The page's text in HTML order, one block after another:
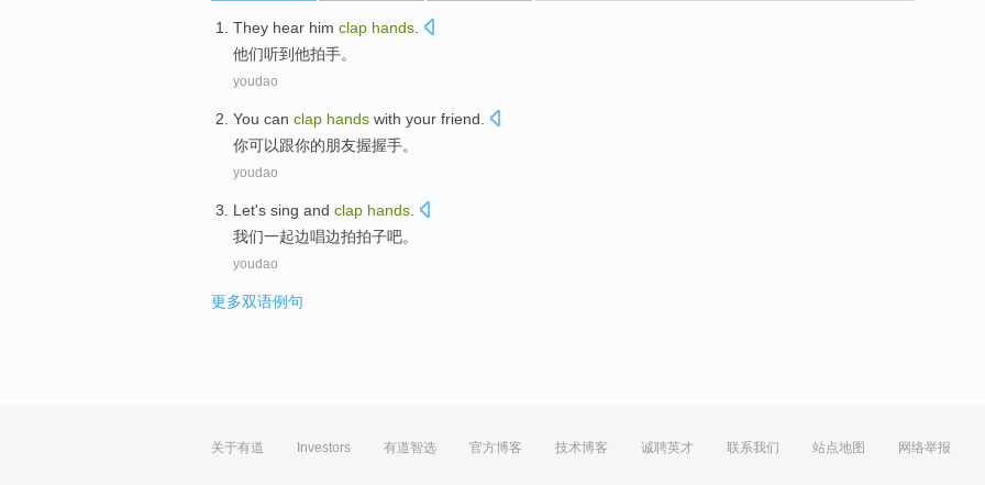
They hear him clap hands.
他们听到他拍手。
youdao
You can clap hands with your friend
你可以跟你的朋友握握手。
youdao
Let's sing and clap hands
我们一起边唱边拍拍子吧。
youdao
更多双语例句
关于有道 Investors 有道智选 官方博客 技术博客 诚聘英才 联系我们 站点地图 网络举报